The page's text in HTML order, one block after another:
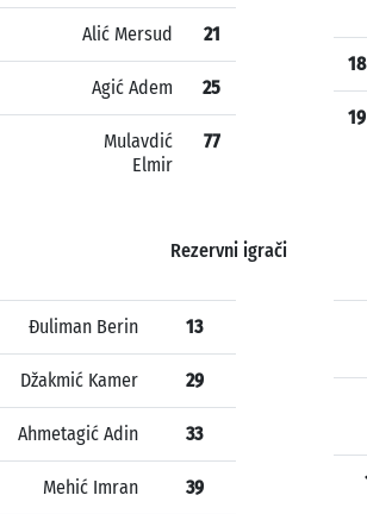
Alić Mersud 21
Agić Adem 25
Mulavdić
Elmir
77
18
19
Rezervni igrači
Đuliman Berin 13
Džakmić Kamer 29
Ahmetagić Adin 33
Mehić Imran 39